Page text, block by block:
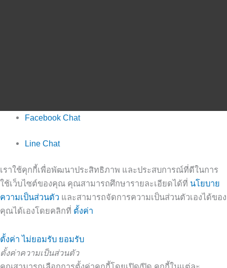
Facebook Chat
Line Chat
เราใช้คุกกี้เพื่อพัฒนาประสิทธิภาพ และประสบการณ์ที่ดีในการ
ใช้เว็บไซต์ของคุณ คุณสามารถศึกษารายละเอียดได้ที่ นโยบาย
ความเป็นส่วนตัว และสามารถจัดการความเป็นส่วนตัวเองได้ของ
คุณได้เองโดยคลิกที่ ตั้งค่า
ตั้งค่า ไม่ยอมรับ ยอมรับ
ตั้งค่าความเป็นส่วนตัว